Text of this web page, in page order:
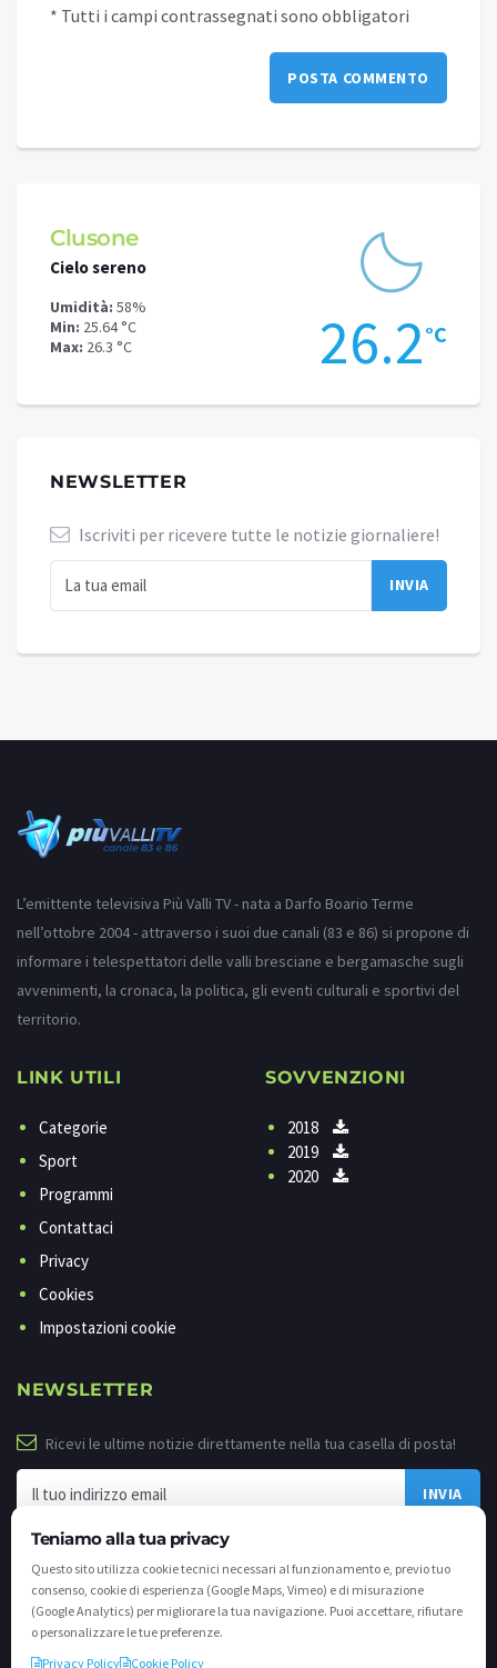
Teniamo alla tua privacy
Questo sito utilizza cookie tecnici necessari al funzionamento e, previo tuo
consenso, cookie di esperienza (Google Maps, Vimeo) e di misurazione
(Google Analytics) per migliorare la tua navigazione. Puoi accettare, rifiutare
o personalizzare le tue preferenze.
Privacy Policy
Cookie Policy
* Tutti i campi contrassegnati sono obbligatori
Clusone
Cielo sereno
Umidità: 58%
Min: 25.64 °C
Max: 26.3 °C 26.2°C
NEWSLETTER
Iscriviti per ricevere tutte le notizie giornaliere!
L’emittente televisiva Più Valli TV - nata a Darfo Boario Terme
nell’ottobre 2004 - attraverso i suoi due canali (83 e 86) si propone di
informare i telespettatori delle valli bresciane e bergamasche sugli
avvenimenti, la cronaca, la politica, gli eventi culturali e sportivi del
territorio.
LINK UTILI
Categorie
Sport
Programmi
Contattaci
Privacy
Cookies
Impostazioni cookie
SOVVENZIONI
2018
2019
2020
NEWSLETTER
Ricevi le ultime notizie direttamente nella tua casella di posta!